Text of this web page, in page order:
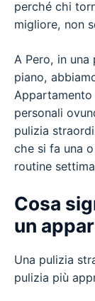
perché chi
migliore, non
A Pero, in
piano,
personali
pulizia
che si fa una
routine
Cosa
un
Una pulizia
pulizia più